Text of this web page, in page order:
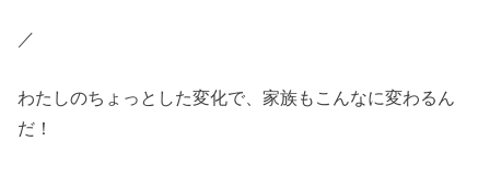
／
わたしのちょっとした変化で、家族もこんなに変わるん
だ！